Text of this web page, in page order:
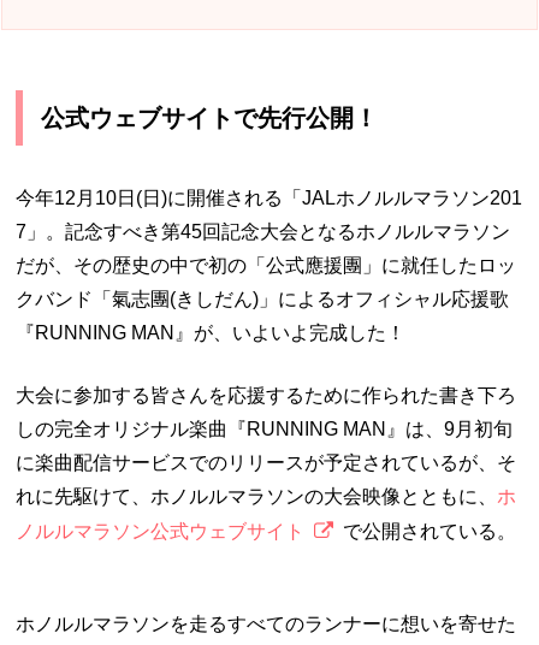
公式ウェブサイトで先行公開！
今年12月10日(日)に開催される「JALホノルルマラソン201
7」。記念すべき第45回記念大会となるホノルルマラソン
だが、その歴史の中で初の「公式應援團」 に就任したロッ
クバンド「氣志團(きしだん)」によるオフィシャル応援歌
『RUNNING MAN』が、いよいよ完成した！
大会に参加する皆さんを応援するために作られた書き下ろ
しの完全オリジナル楽曲
『RUNNING MAN』は、9月初旬
に楽曲配信サービスでのリリースが予定されているが、そ
れに先駆けて、ホノルルマラソンの大会映像とともに、 ホ
ノルルマラソン公式ウェブサイト
で公開されている。
ホノルルマラソンを走るすべてのランナーに想いを寄せた